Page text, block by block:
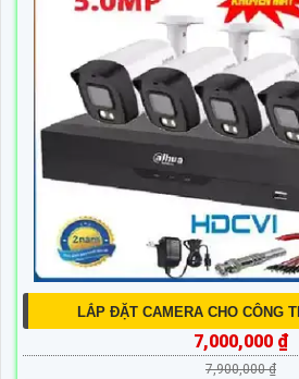
LẮP ĐẶT CAMERA CHO CÔNG
7,000,000 ₫
7,900,000 ₫